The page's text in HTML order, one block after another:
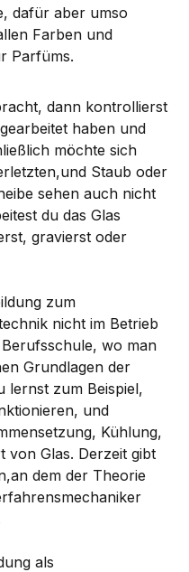
dafür aber umso
Farben und
Parfüms.
dann kontrollierst
haben und
möchte sich
Staub oder
sehen auch nicht
du das Glas
gravierst oder
zum
nicht im Betrieb
wo man
Grundlagen der
lernst zum Beispiel,
und
Kühlung,
von Glas. Derzeit gibt
dem der Theorie
als